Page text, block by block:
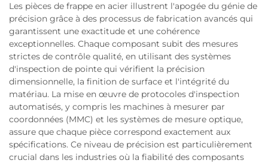
Les pièces de frappe en acier illustrent l'apogée du génie de
précision grâce à des processus de fabrication avancés qui
garantissent une exactitude et une cohérence
exceptionnelles. Chaque composant subit des mesures
strictes de contrôle qualité, en utilisant des systèmes
d'inspection de pointe qui vérifient la précision
dimensionnelle, la finition de surface et l'intégrité du
matériau. La mise en œuvre de protocoles d'inspection
automatisés, y compris les machines à mesurer par
coordonnées (MMC) et les systèmes de mesure optique,
assure que chaque pièce correspond exactement aux
spécifications. Ce niveau de précision est particulièrement
crucial dans les industries où la fiabilité des composants